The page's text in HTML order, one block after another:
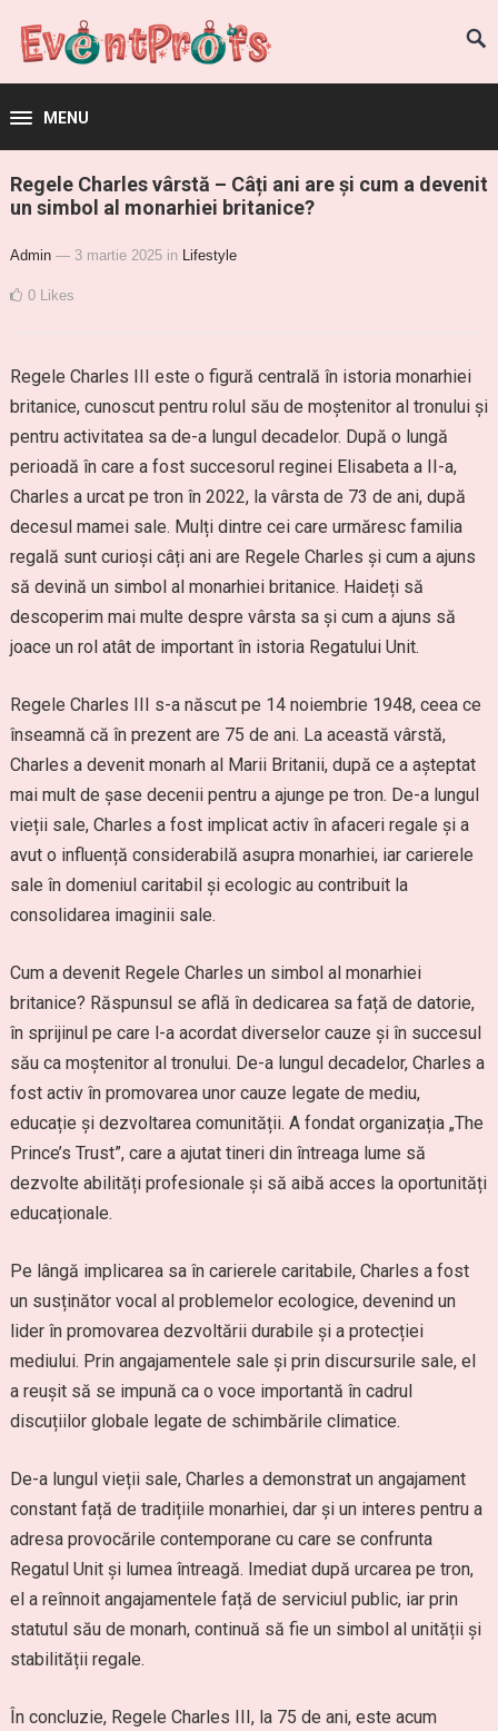
MENU
Regele Charles vârstă – Câți ani are și cum a devenit
un simbol al monarhiei britanice?
Admin — 3 martie 2025 in Lifestyle
0 Likes
Regele Charles III este o figură centrală în istoria monarhiei
britanice, cunoscut pentru rolul său de moștenitor al tronului și
pentru activitatea sa de-a lungul decadelor. După o lungă
perioadă în care a fost succesorul reginei Elisabeta a II-a,
Charles a urcat pe tron în 2022, la vârsta de 73 de ani, după
decesul mamei sale. Mulți dintre cei care urmăresc familia
regală sunt curioși câți ani are Regele Charles și cum a ajuns
să devină un simbol al monarhiei britanice. Haideți să
descoperim mai multe despre vârsta sa și cum a ajuns să
joace un rol atât de important în istoria Regatului Unit.
Regele Charles III s-a născut pe 14 noiembrie 1948, ceea ce
înseamnă că în prezent are 75 de ani. La această vârstă,
Charles a devenit monarh al Marii Britanii, după ce a așteptat
mai mult de șase decenii pentru a ajunge pe tron. De-a lungul
vieții sale, Charles a fost implicat activ în afaceri regale și a
avut o influență considerabilă asupra monarhiei, iar carierele
sale în domeniul caritabil și ecologic au contribuit la
consolidarea imaginii sale.
Cum a devenit Regele Charles un simbol al monarhiei
britanice? Răspunsul se află în dedicarea sa față de datorie,
în sprijinul pe care l-a acordat diverselor cauze și în succesul
său ca moștenitor al tronului. De-a lungul decadelor, Charles a
fost activ în promovarea unor cauze legate de mediu,
educație și dezvoltarea comunității. A fondat organizația „The
Prince’s Trust”, care a ajutat tineri din întreaga lume să
dezvolte abilități profesionale și să aibă acces la oportunități
educaționale.
Pe lângă implicarea sa în carierele caritabile, Charles a fost
un susținător vocal al problemelor ecologice, devenind un
lider în promovarea dezvoltării durabile și a protecției
mediului. Prin angajamentele sale și prin discursurile sale, el
a reușit să se impună ca o voce importantă în cadrul
discuțiilor globale legate de schimbările climatice.
De-a lungul vieții sale, Charles a demonstrat un angajament
constant față de tradițiile monarhiei, dar și un interes pentru a
adresa provocările contemporane cu care se confrunta
Regatul Unit și lumea întreagă. Imediat după urcarea pe tron,
el a reînnoit angajamentele față de serviciul public, iar prin
statutul său de monarh, continuă să fie un simbol al unității și
stabilității regale.
În concluzie, Regele Charles III, la 75 de ani, este acum